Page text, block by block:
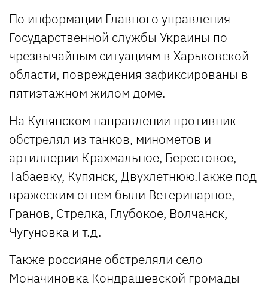
По информации Главного управления
Государственной службы Украины по
чрезвычайным ситуациям в Харьковской
области, повреждения зафиксированы в
пятиэтажном жилом доме.
На Купянском направлении противник
обстрелял из танков, минометов и
артиллерии Крахмальное, Берестовое,
Табаевку, Купянск, Двухлетнюю.Также под
вражеским огнем были Ветеринарное,
Гранов, Стрелка, Глубокое, Волчанск,
Чугуновка и т.д.
Также россияне обстреляли село
Моначиновка Кондрашевской громады